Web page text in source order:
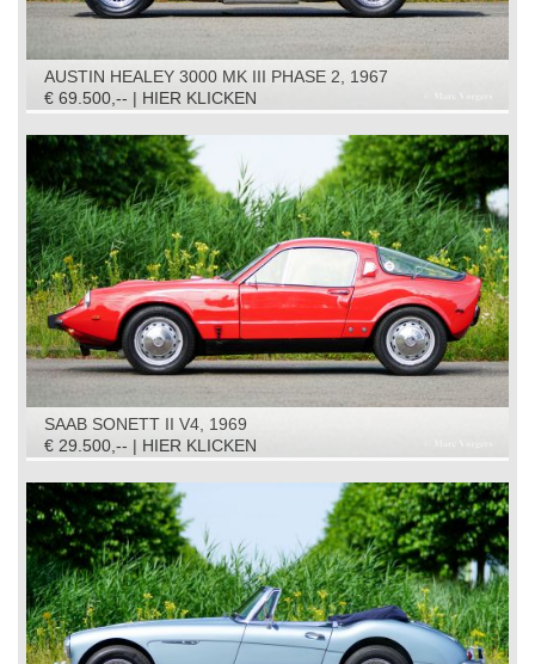
AUSTIN HEALEY 3000 MK III PHASE 2, 1967
€ 69.500,-- | HIER KLICKEN
SAAB SONETT II V4, 1969
€ 29.500,-- | HIER KLICKEN